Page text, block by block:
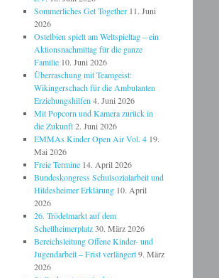
Sommerliches Get Together 11. Juni
2026
Ostelbien spielt am Weltspieltag – ein
Aktionsnachmittag für die ganze
Familie 10. Juni 2026
Überraschung mit Teamgeist:
Wikingerschach für die Ambulanten
Erziehungshilfen 4. Juni 2026
Mit Popcorn und Kamera zurück in
die Zukunft 2. Juni 2026
EMMAs Kinder Open Air Vol. 4 19.
Mai 2026
Freie Termine 14. April 2026
Bundeskongress Schulsozialarbeit und
Hildesheimer Erklärung 10. April
2026
26. Trödelmarkt auf dem
Schellheimerplatz 30. März 2026
Bereichsleitung Offene Kinder- und
Jugendarbeit – Frist verlängert 9. März
2026